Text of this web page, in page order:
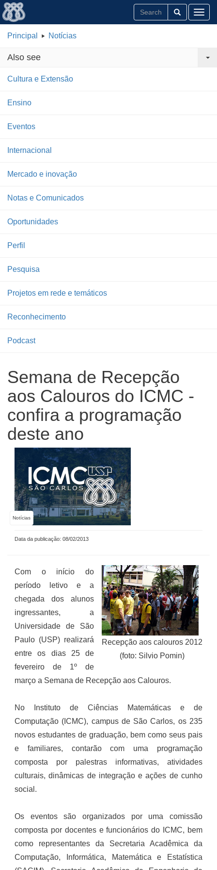
Principal Notícias
Also see
Cultura e Extensão
Ensino
Eventos
Internacional
Mercado e inovação
Notas e Comunicados
Oportunidades
Perfil
Pesquisa
Projetos em rede e temáticos
Reconhecimento
Podcast
Semana de Recepção
aos Calouros do ICMC -
confira a programação
deste ano
Notícias
Data da publicação: 08/02/2013
Recepção aos calouros 2012
(foto: Silvio Pomin)
Com o início do
período letivo e a
chegada dos alunos
ingressantes, a
Universidade de São
Paulo (USP) realizará
entre os dias 25 de
fevereiro de 1º de
março a Semana de Recepção aos Calouros.
No Instituto de Ciências Matemáticas e de
Computação (ICMC), campus de São Carlos, os 235
novos estudantes de graduação, bem como seus pais
e familiares, contarão com uma programação
composta por palestras informativas, atividades
culturais, dinâmicas de integração e ações de cunho
social.
Os eventos são organizados por uma comissão
composta por docentes e funcionários do ICMC, bem
como representantes da Secretaria Acadêmica da
Computação, Informática, Matemática e Estatística